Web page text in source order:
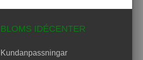
BLOMS IDÉCENTER
Kundanpassningar